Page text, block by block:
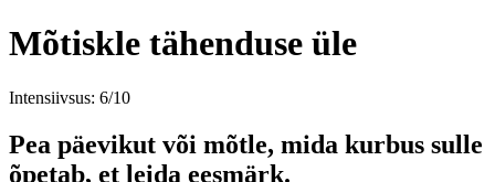
Mõtiskle tähenduse üle
Intensiivsus: 6/10
Pea päevikut või mõtle, mida kurbus sulle
õpetab, et leida eesmärk.